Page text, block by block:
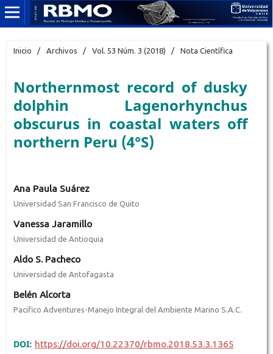
Inicio / Archivos / Vol. 53 Núm. 3 (2018) / Nota Científica
Northernmost record of dusky
dolphin Lagenorhynchus
obscurus in coastal waters off
northern Peru (4°S)
Ana Paula Suárez
Universidad San Francisco de Quito
Vanessa Jaramillo
Universidad de Antioquia
Aldo S. Pacheco
Universidad de Antofagasta
Belén Alcorta
Pacifico Adventures-Manejo Integral del Ambiente Marino S.A.C.
DOI: https://doi.org/10.22370/rbmo.2018.53.3.1365